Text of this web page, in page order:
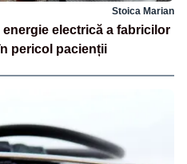
Stoica Marian
electrică a fabricilor
pericol pacienții